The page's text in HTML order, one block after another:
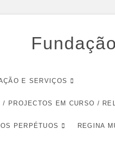
E SERVIÇOS
PROJECTOS EM CURSO /
PERPÉTUOS REGINA